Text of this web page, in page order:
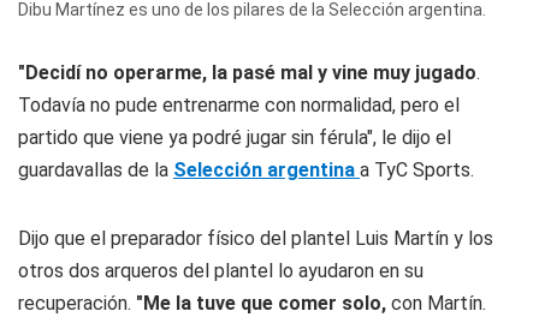
Dibu Martínez es uno de los pilares de la Selección argentina.
"Decidí no operarme, la pasé mal y vine muy jugado.
Todavía no pude entrenarme con normalidad, pero el
partido que viene ya podré jugar sin férula", le dijo el
guardavallas de la Selección argentina a TyC Sports.
Dijo que el preparador físico del plantel Luis Martín y los
otros dos arqueros del plantel lo ayudaron en su
recuperación. "Me la tuve que comer solo, con Martín.